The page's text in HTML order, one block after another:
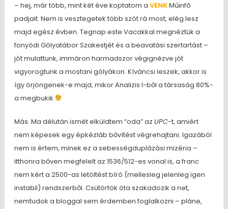
– hej, már több, mint két éve koptatom a VENKMűinfó
padjait. Nem is vesztegetek több szót rá most, elég lesz
majd egész évben. Tegnap este Vacakkal megnéztük a
fonyódi Gólyatábor Szakestjét és a beavatási szertartást –
jót mulattunk, immáron harmadszor végignézve jót
vigyorogtunk a mostani gólyákon. Kíváncsi leszek, akkor is
így örjöngenek-e majd, mikor Analizis I-ből a társaság 80%-
a megbukik
Más. Ma délután ismét elküldtem “oda” az UPC-t, amiért
nem képesek egy épkézláb bővítést végrehajtani. Igazából
nem is értem, minek ez a sebességduplázási mizéria –
itthonra bőven megfelelt az 1536/512-es vonal is, a franc
nem kért a 2500-as letöltést bíró (mellesleg jelenleg igen
instabil) rendszerből. Csütörtök óta szakadozik a net,
nemtudok a bloggal sem érdemben foglalkozni – pláne,